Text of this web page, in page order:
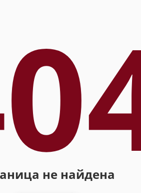
не найдена